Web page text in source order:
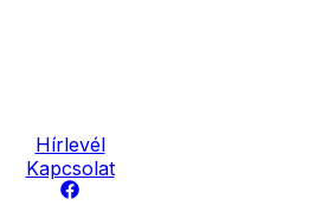
Hírlevél
Kapcsolat